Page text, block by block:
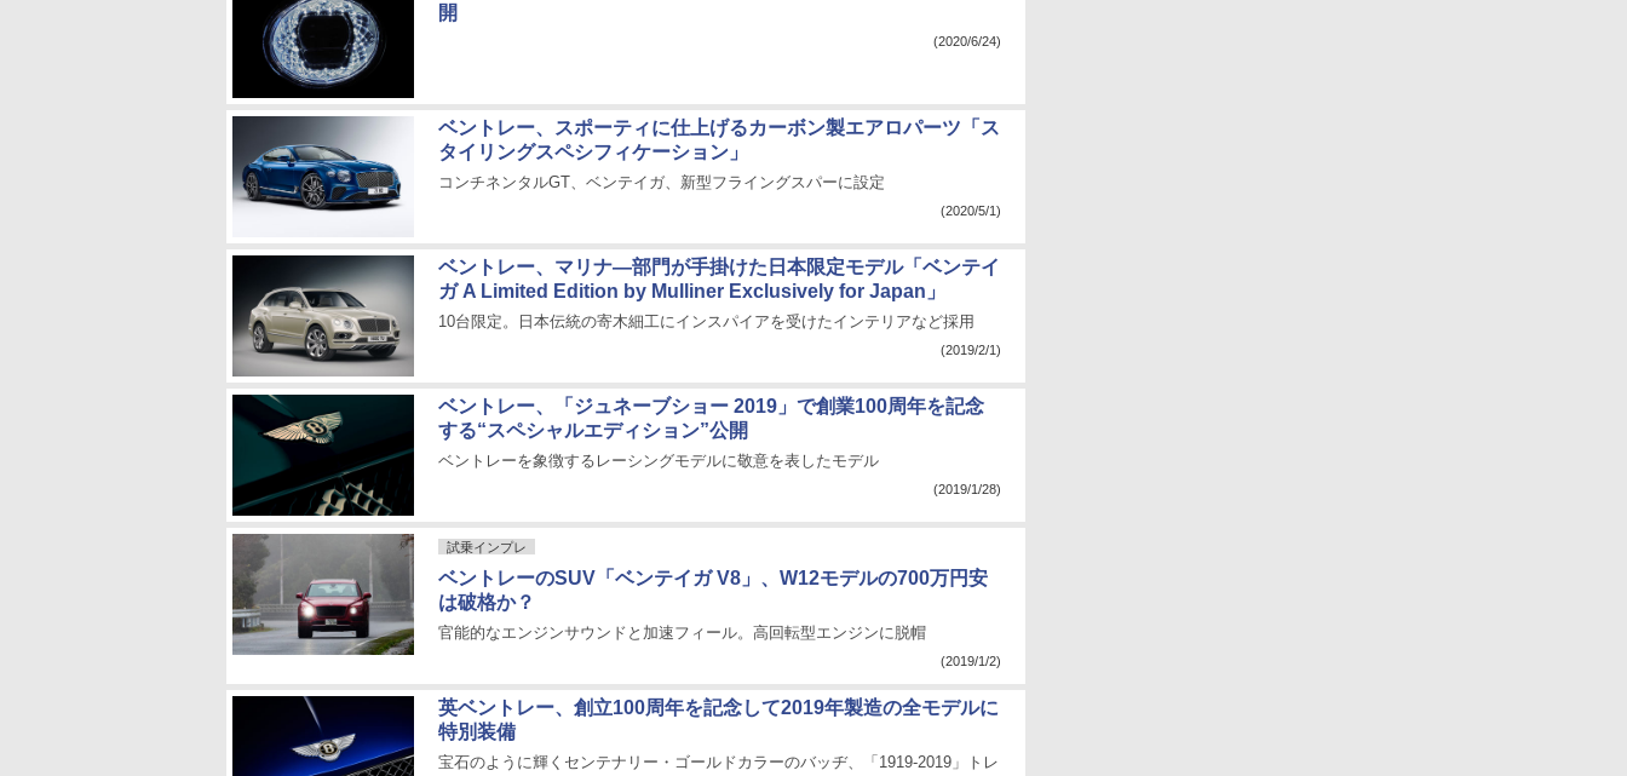
開
(2020/6/24)
ベントレー、スポーティに仕上げるカーボン製エアロパーツ「ス
タイリングスペシフィケーション」
コンチネンタルGT、ベンテイガ、新型フライングスパーに設定
(2020/5/1)
ベントレー、マリナ―部門が手掛けた日本限定モデル「ベンテイ
ガ A Limited Edition by Mulliner Exclusively for Japan」
10台限定。日本伝統の寄木細工にインスパイアを受けたインテリアなど採用
(2019/2/1)
ベントレー、「ジュネーブショー 2019」で創業100周年を記念
する“スペシャルエディション”公開
ベントレーを象徴するレーシングモデルに敬意を表したモデル
(2019/1/28)
試乗インプレ
ベントレーのSUV「ベンテイガ V8」、W12モデルの700万円安
は破格か？
官能的なエンジンサウンドと加速フィール。高回転型エンジンに脱帽
(2019/1/2)
英ベントレー、創立100周年を記念して2019年製造の全モデルに
特別装備
宝石のように輝くセンテナリー・ゴールドカラーのバッヂ、「1919-2019」トレ